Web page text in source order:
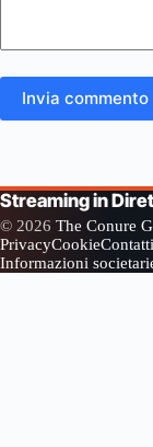
Invia commento
Streaming in
© 2026 The Conure
PrivacyCookieContatti
Informazioni